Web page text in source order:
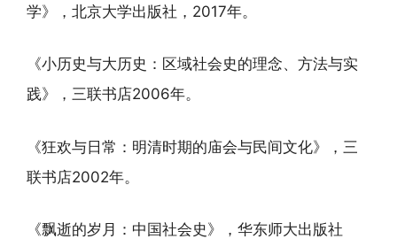
学》，北京大学出版社，2017年。
《小历史与大历史：区域社会史的理念、方法与实
践》，三联书店2006年。
《狂欢与日常：明清时期的庙会与民间文化》，三
联书店2002年。
《飘逝的岁月：中国社会史》，华东师大出版社